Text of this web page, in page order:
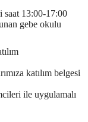
saat 13:00-17:00
gebe okulu
katılım belgesi
ile uygulamalı